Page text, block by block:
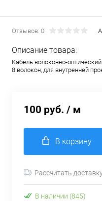
Отзывов: 0
Описание товара:
Кабель волоконно-
8 волокон, для внутренней
100 руб. / м
В корзину
Рассчитать
В наличии (845)